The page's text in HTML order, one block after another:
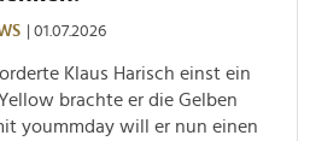
| 01.07.2026
Klaus Harisch einst ein
brachte er die Gelben
yoummday will er nun einen